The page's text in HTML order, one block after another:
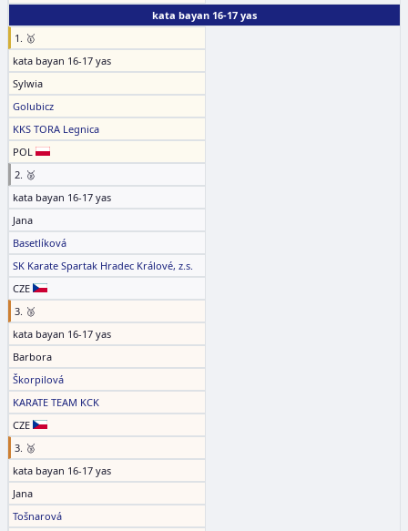
kata bayan 16-17 yas
1. 🥇
kata bayan 16-17 yas
Sylwia
Golubicz
KKS TORA Legnica
POL
2. 🥈
kata bayan 16-17 yas
Jana
Basetlíková
SK Karate Spartak Hradec Králové, z.s.
CZE
3. 🥉
kata bayan 16-17 yas
Barbora
Škorpilová
KARATE TEAM KCK
CZE
3. 🥉
kata bayan 16-17 yas
Jana
Tošnarová